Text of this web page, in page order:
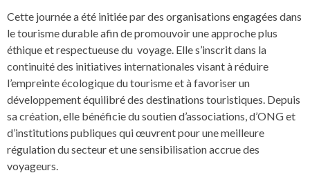
Cette journée a été initiée par des organisations engagées dans
le tourisme durable afin de promouvoir une approche plus
éthique et respectueuse du voyage. Elle s’inscrit dans la
continuité des initiatives internationales visant à réduire
l’empreinte écologique du tourisme et à favoriser un
développement équilibré des destinations touristiques. Depuis
sa création, elle bénéficie du soutien d’associations, d’ONG et
d’institutions publiques qui œuvrent pour une meilleure
régulation du secteur et une sensibilisation accrue des
voyageurs.